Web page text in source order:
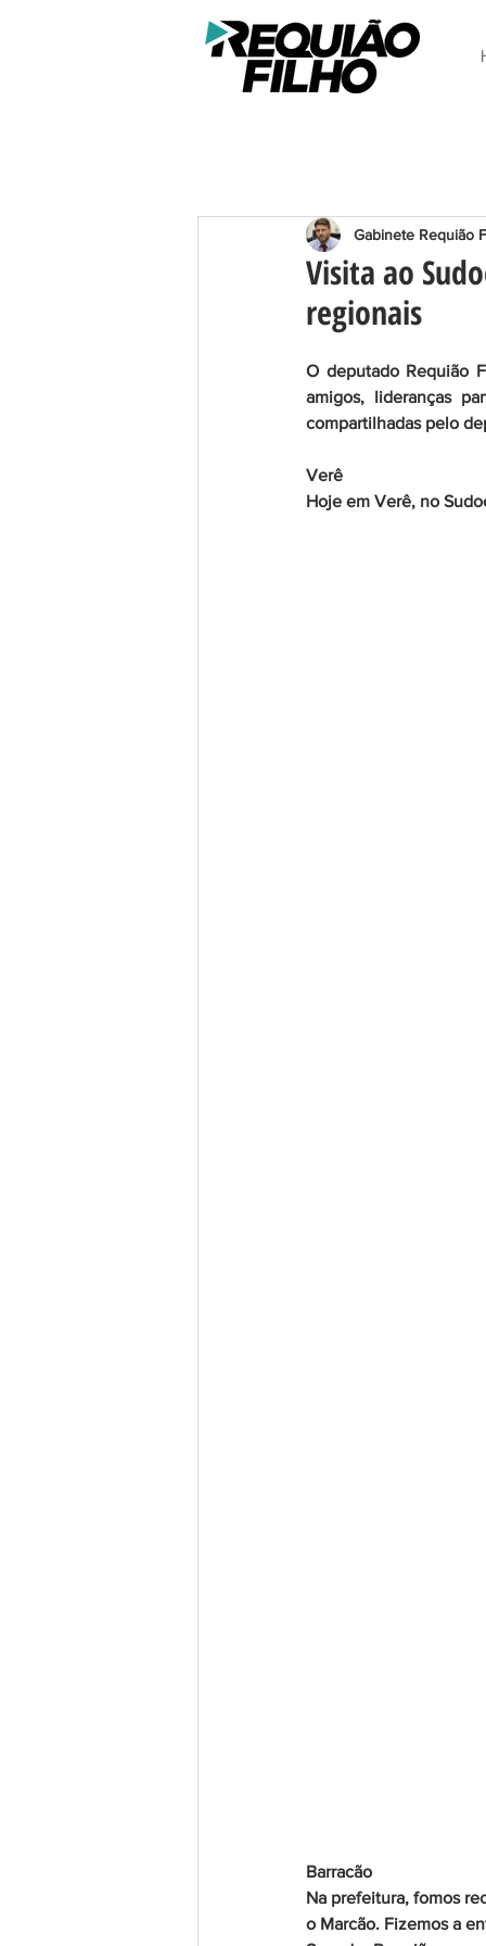
Visita ao
regionais
Gabinete Requião
O deputado Requião
amigos, lideranças
compartilhadas pelo
Verê
Hoje em Verê, no
Barracão
Na prefeitura, fomos
o Marcão. Fizemos a